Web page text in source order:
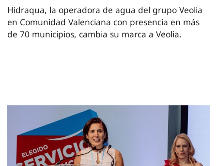
Hidraqua, la operadora de agua del grupo Veolia
en Comunidad Valenciana con presencia en más
de 70 municipios, cambia su marca a Veolia.